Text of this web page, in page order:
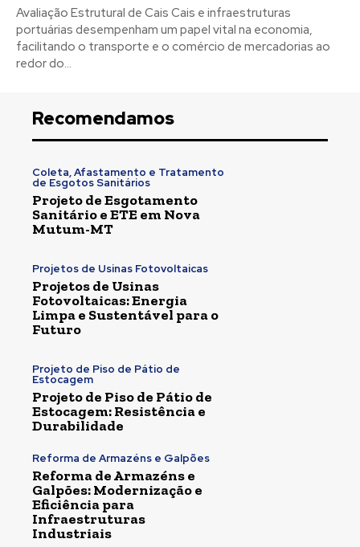
Avaliação Estrutural de Cais Cais e infraestruturas
portuárias desempenham um papel vital na economia,
facilitando o transporte e o comércio de mercadorias ao
redor do...
Recomendamos
Coleta, Afastamento e Tratamento
de Esgotos Sanitários
Projeto de Esgotamento
Sanitário e ETE em Nova
Mutum-MT
Projetos de Usinas Fotovoltaicas
Projetos de Usinas
Fotovoltaicas: Energia
Limpa e Sustentável para o
Futuro
Projeto de Piso de Pátio de
Estocagem
Projeto de Piso de Pátio de
Estocagem: Resistência e
Durabilidade
Reforma de Armazéns e Galpões
Reforma de Armazéns e
Galpões: Modernização e
Eficiência para
Infraestruturas
Industriais